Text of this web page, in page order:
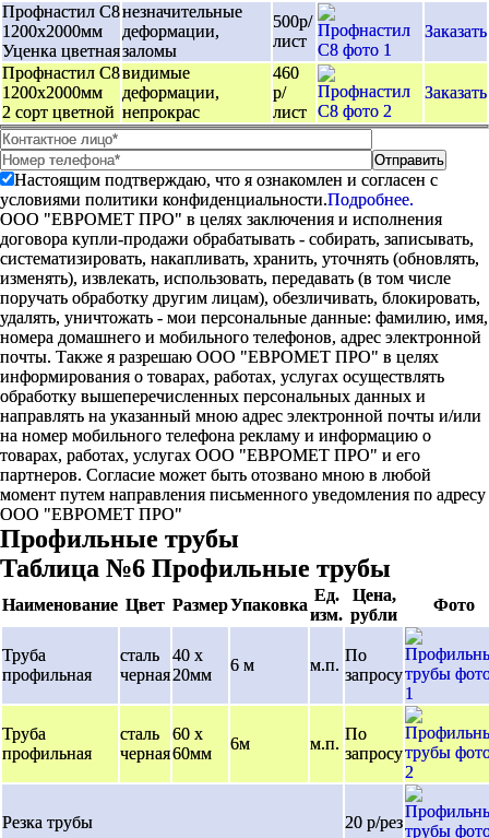
Профнастил C8
1200х2000мм
Уценка цветная
незначительные
деформации,
заломы
500р/
лист
Заказать
Профнастил C8
1200х2000мм
2 сорт цветной
видимые
деформации,
непрокрас
460
р/
лист
Заказать
Настоящим подтверждаю, что я ознакомлен и согласен с
условиями политики конфиденциальности.Подробнее.
ООО "ЕВРОМЕТ ПРО" в целях заключения и исполнения
договора купли-продажи обрабатывать - собирать, записывать,
систематизировать, накапливать, хранить, уточнять (обновлять,
изменять), извлекать, использовать, передавать (в том числе
поручать обработку другим лицам), обезличивать, блокировать,
удалять, уничтожать - мои персональные данные: фамилию, имя,
номера домашнего и мобильного телефонов, адрес электронной
почты. Также я разрешаю ООО "ЕВРОМЕТ ПРО" в целях
информирования о товарах, работах, услугах осуществлять
обработку вышеперечисленных персональных данных и
направлять на указанный мною адрес электронной почты и/или
на номер мобильного телефона рекламу и информацию о
товарах, работах, услугах ООО "ЕВРОМЕТ ПРО" и его
партнеров. Согласие может быть отозвано мною в любой
момент путем направления письменного уведомления по адресу
ООО "ЕВРОМЕТ ПРО"
Профильные трубы
Таблица №6 Профильные трубы
Наименование Цвет РазмерУпаковка
Ед.
изм.
Цена,
рубли
Фото
Труба
профильная
сталь
черная
40 х
20мм
6 м м.п.
По
запросу
Труба
профильная
сталь
черная
60 х
60мм
6м м.п.
По
запросу
Резка трубы 20 р/рез